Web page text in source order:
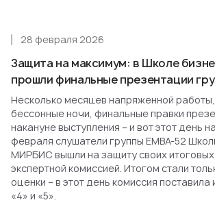
Защита на максимум: в Школе
прошли финальные презентации
28 февраля 2026
Несколько месяцев напряженной
бессонные ночи, финальные правки
накануне выступления – и вот этот день
февраля слушатели группы EMBA-52
МИРБИС вышли на защиту своих
экспертной комиссией. Итогом стали
оценки – в этот день комиссия
«4» и «5».